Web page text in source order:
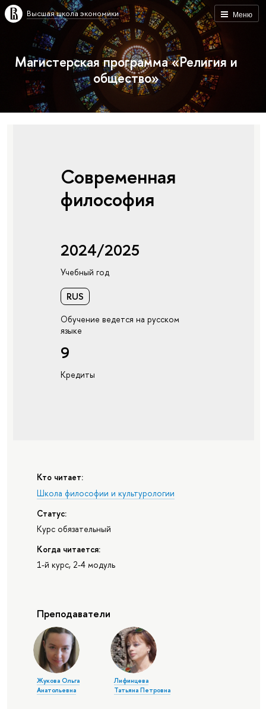
Меню
Высшая школа экономики
Магистерская программа «Религия и
общество»
Современная
философия
2024/2025
Учебный год
RUS
Обучение ведется на русском
языке
9
Кредиты
Кто читает:
Школа философии и культурологии
Статус:
Курс обязательный
Когда читается:
1-й курс, 2-4 модуль
Преподаватели
Жукова Ольга
Анатольевна
Лифинцева
Татьяна Петровна